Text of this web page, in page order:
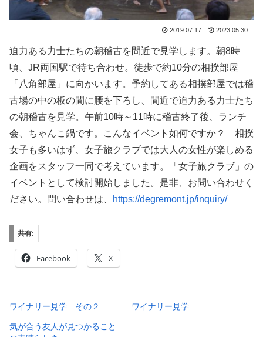
2019.07.17 2023.05.30
迫力ある力士たちの朝稽古を間近で見学します。朝8時
頃、JR両国駅で待ち合わせ。徒歩で約10分の相撲部屋
「八角部屋」に向かいます。予約してある相撲部屋では稽
古場の中の板の間に腰を下ろし、間近で迫力ある力士たち
の朝稽古を見学。午前10時～11時に稽古終了後、ランチ
会、ちゃんこ鍋です。こんなイベント如何ですか？ 相撲
女子も多いはず、女子旅クラブでは大人の女性が楽しめる
企画をスタッフ一同で考えています。「女子旅クラブ」の
イベントとして検討開始しました。是非、お問い合わせく
ださい。問い合わせは、
https://degremont.jp/inquiry/
共有:
Facebook X
ワイナリー見学 その２ ワイナリー見学
気が合う友人が見つかること